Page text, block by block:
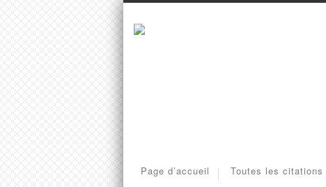
Page d’accueil Toutes les citations